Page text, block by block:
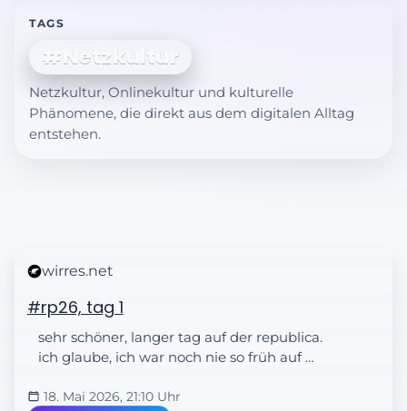
TAGS
#Netzkultur
Netzkultur, Onlinekultur und kulturelle
Phänomene, die direkt aus dem digitalen Alltag
entstehen.
wirres.net
#rp26, tag 1
sehr schöner, langer tag auf der republica.
ich glaube, ich war noch nie so früh auf …
18. Mai 2026, 21:10 Uhr